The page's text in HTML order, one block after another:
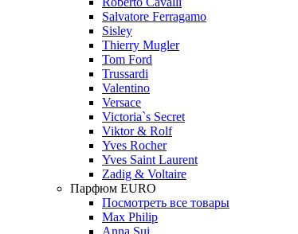
Salvatore Ferragamo
Sisley
Thierry Mugler
Tom Ford
Trussardi
Valentino
Versace
Victoria`s Secret
Viktor & Rolf
Yves Rocher
Yves Saint Laurent
Zadig & Voltaire
Парфюм EURO
Посмотреть все товары
Max Philip
Anna Sui